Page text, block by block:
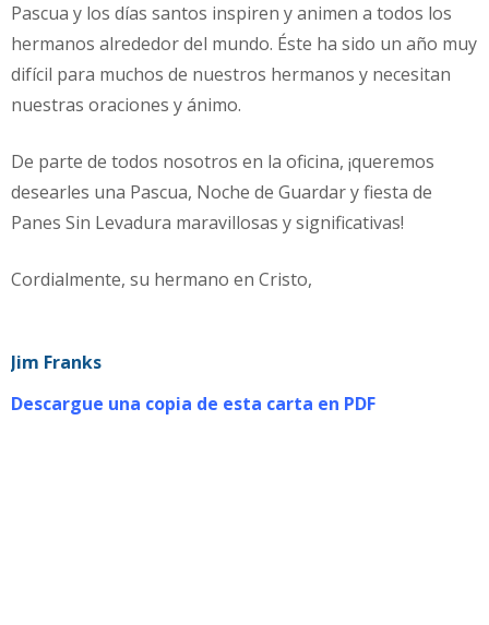
Pascua y los días santos inspiren y animen a todos los
hermanos alrededor del mundo. Éste ha sido un año muy
difícil para muchos de nuestros hermanos y necesitan
nuestras oraciones y ánimo.
De parte de todos nosotros en la oficina, ¡queremos
desearles una Pascua, Noche de Guardar y fiesta de
Panes Sin Levadura maravillosas y significativas!
Cordialmente, su hermano en Cristo,
Jim Franks
Descargue una copia de esta carta en PDF